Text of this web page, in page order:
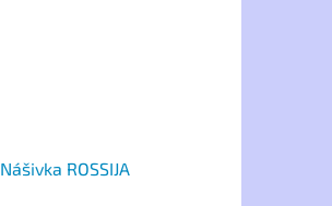
Nášivka ROSSIJA